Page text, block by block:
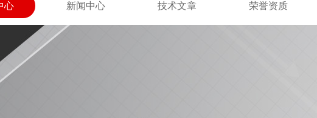
心 新闻中心 技术文章 荣誉资质